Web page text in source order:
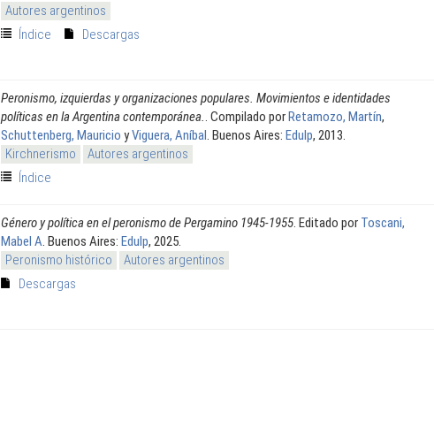
Autores argentinos
Índice
Descargas
Peronismo, izquierdas y organizaciones populares. Movimientos e identidades
políticas en la Argentina contemporánea. . Compilado porRetamozo, Martín,
Schuttenberg, Mauricio yViguera, Aníbal . Buenos Aires: Edulp, 2013.
Kirchnerismo
Autores argentinos
Índice
Género y política en el peronismo de Pergamino 1945-1955. Editado por Toscani,
Mabel A . Buenos Aires: Edulp, 2025.
Peronismo histórico
Autores argentinos
Descargas